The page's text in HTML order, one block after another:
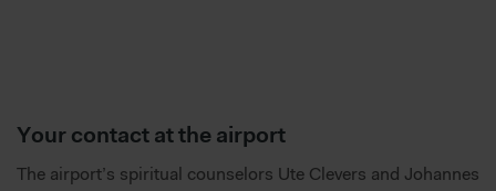
Your contact at the airport
The airport’s spiritual counselors Ute Clevers and Johannes